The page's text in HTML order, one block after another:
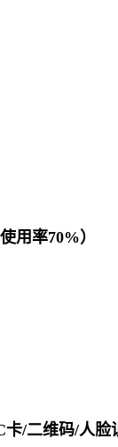
用率70%）
/二维码/人脸